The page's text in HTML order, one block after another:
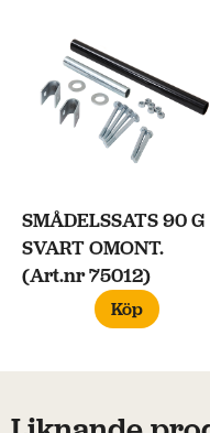
SMÅDELSSATS 90 G
SVART OMONT.
(Art.nr 75012)
Köp